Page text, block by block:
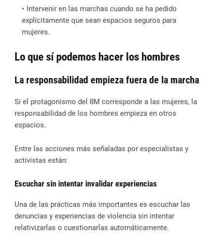
Intervenir en las marchas cuando se ha pedido
explícitamente que sean espacios seguros para
mujeres.
Lo que sí podemos hacer los hombres
La responsabilidad empieza fuera de la marcha
Si el protagonismo del 8M corresponde a las mujeres, la
responsabilidad de los hombres empieza en otros
espacios.
Entre las acciones más señaladas por especialistas y
activistas están:
Escuchar sin intentar invalidar experiencias
Una de las prácticas más importantes es escuchar las
denuncias y experiencias de violencia sin intentar
relativizarlas o cuestionarlas automáticamente.